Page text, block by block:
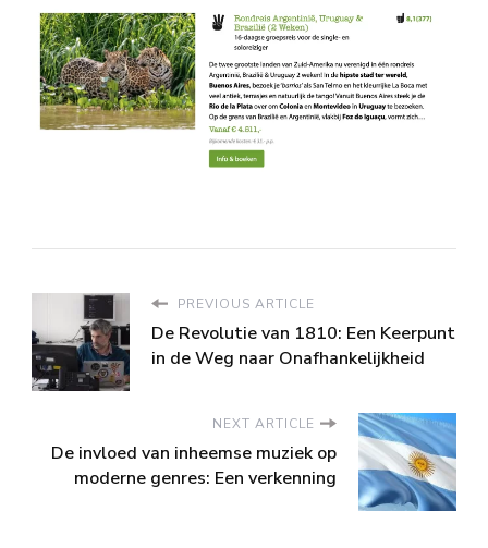
PREVIOUS ARTICLE
De Revolutie van 1810: Een Keerpunt
in de Weg naar Onafhankelijkheid
NEXT ARTICLE
De invloed van inheemse muziek op
moderne genres: Een verkenning